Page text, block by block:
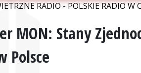
RADIO - POLSKIE RADIO W
MON: Stany
Polsce